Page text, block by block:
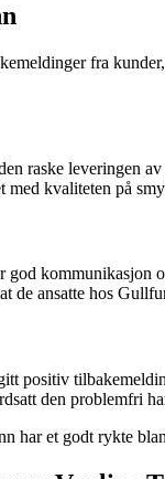
fra
raske leveringen
kvaliteten på
kommunikasjon
de ansatte hos
positiv
den problemfri
har et godt rykte